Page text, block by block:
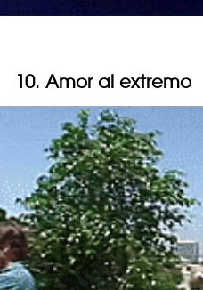
10. Amor al extremo